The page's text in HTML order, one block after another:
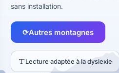
sans installation.
⟳Autres montagnes
Lecture adaptée à la dyslexie